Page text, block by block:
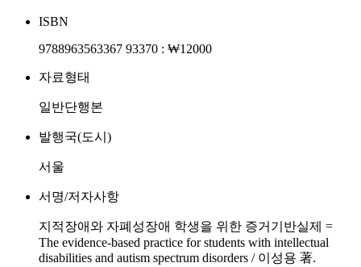
ISBN
9788963563367 93370 : ₩12000
자료형태
일반단행본
발행국(도시)
서울
서명/저자사항
지적장애와 자폐성장애 학생을 위한 증거기반실제 =
The evidence-based practice for students with intellectual
disabilities and autism spectrum disorders / 이성용 著.